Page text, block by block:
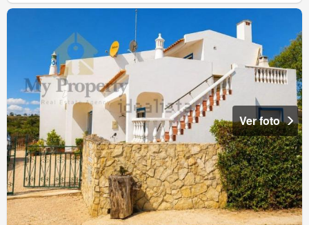
Ver foto